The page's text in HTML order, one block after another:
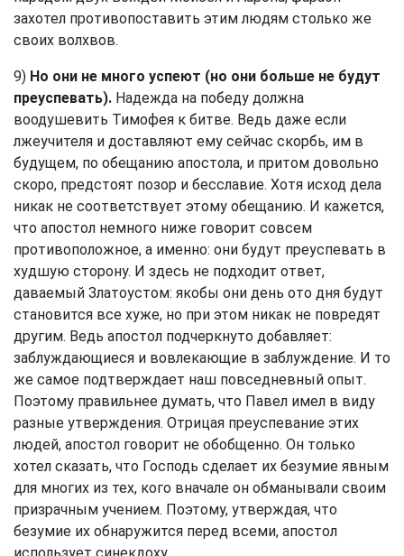
захотел противопоставить этим людям столько же
своих волхвов.
9) Но они не много успеют (но они больше не будут
преуспевать). Надежда на победу должна
воодушевить Тимофея к битве. Ведь даже если
лжеучителя и доставляют ему сейчас скорбь, им в
будущем, по обещанию апостола, и притом довольно
скоро, предстоят позор и бесславие. Хотя исход дела
никак не соответствует этому обещанию. И кажется,
что апостол немного ниже говорит совсем
противоположное, а именно: они будут преуспевать в
худшую сторону. И здесь не подходит ответ,
даваемый Златоустом: якобы они день ото дня будут
становится все хуже, но при этом никак не повредят
другим. Ведь апостол подчеркнуто добавляет:
заблуждающиеся и вовлекающие в заблуждение. И то
же самое подтверждает наш повседневный опыт.
Поэтому правильнее думать, что Павел имел в виду
разные утверждения. Отрицая преуспевание этих
людей, апостол говорит не обобщенно. Он только
хотел сказать, что Господь сделает их безумие явным
для многих из тех, кого вначале он обманывали своим
призрачным учением. Поэтому, утверждая, что
безумие их обнаружится перед всеми, апостол